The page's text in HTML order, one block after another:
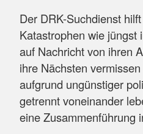
Der DRK-Suchdienst
Katastrophen wie jüngst
auf Nachricht von ihren
ihre Nächsten
aufgrund ungünstiger
getrennt voneinander
eine Zusammenführung